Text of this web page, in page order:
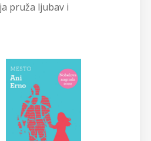
pruža ljubav i